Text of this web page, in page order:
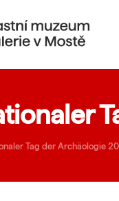
Tag der Archäologie